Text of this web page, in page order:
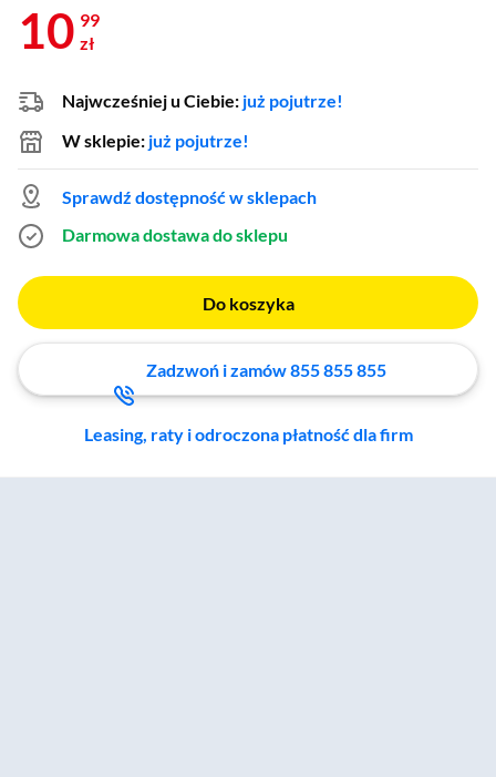
10 99
zł
Najwcześniej u Ciebie: już pojutrze!
W sklepie: już pojutrze!
Sprawdź dostępność w sklepach
Darmowa dostawa do sklepu
Do koszyka
Zadzwoń i zamów 855 855 855
Leasing, raty i odroczona płatność dla firm